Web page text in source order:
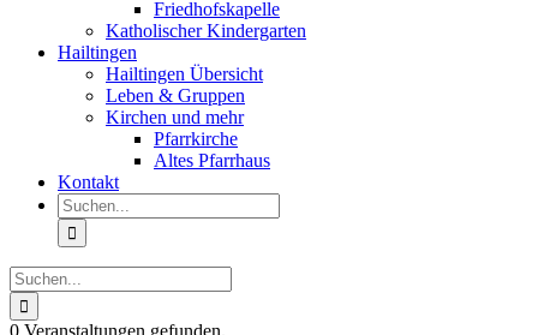
Friedhofskapelle
Katholischer Kindergarten
Hailtingen
Hailtingen Übersicht
Leben & Gruppen
Kirchen und mehr
Pfarrkirche
Altes Pfarrhaus
Kontakt
Suche
nach:
Suche
nach:
0 Veranstaltungen gefunden.